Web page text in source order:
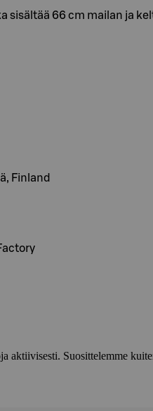
sisältää 66 cm mailan ja
Finland
aktiivisesti. Suosittelemme